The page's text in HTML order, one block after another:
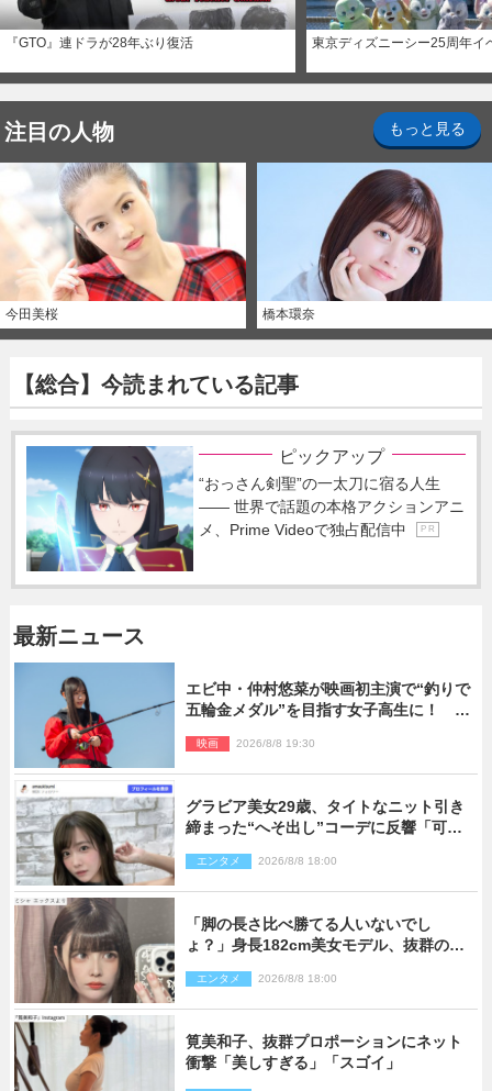
『GTO』連ドラが28年ぶり復活 東京ディズニーシー25周年イ
注目の人物 もっと見る
今田美桜 橋本環奈
【総合】今読まれている記事
ピックアップ
“おっさん剣聖”の一太刀に宿る人生
―― 世界で話題の本格アクションアニ
メ、Prime Videoで独占配信中
P R
最新ニュース
エビ中・仲村悠菜が映画初主演で“釣りで
五輪金メダル”を目指す女子高生に！ 映
映画 2026/8/8 19:30
グラビア美女29歳、タイトなニット引き
締まった“へそ出し”コーデに反響「可愛
エンタメ 2026/8/8 18:00
「脚の長さ比べ勝てる人いないでし
ょ？」身長182cm美女モデル、抜群のプ
エンタメ 2026/8/8 18:00
筧美和子、抜群プロポーションにネット
衝撃「美しすぎる」「スゴイ」